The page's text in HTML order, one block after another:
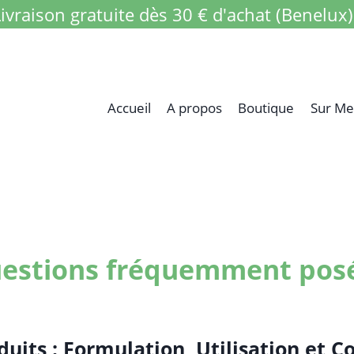
gratuite dès 30 € d'achat
Accueil A propos Boutique Sur
fréquemment
: Formulation, Utilisation et